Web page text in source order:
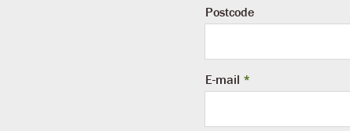
Postcode
E-mail